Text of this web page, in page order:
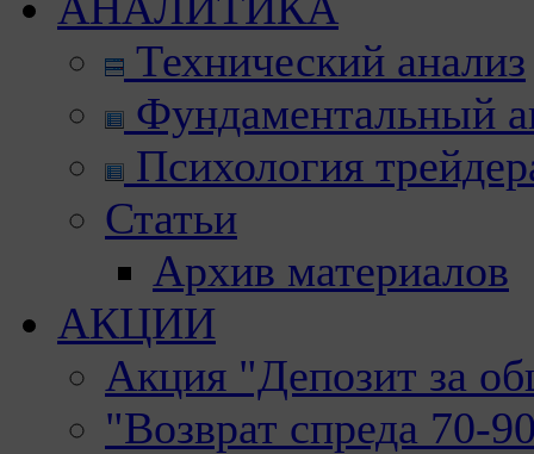
Технический анализ
Фундаментальный
Психология
Статьи
Архив материалов
АКЦИИ
Акция "Депозит за
"Возврат спреда 70-